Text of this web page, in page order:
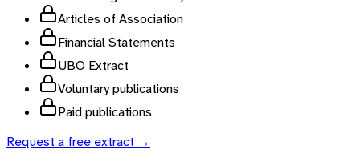
Articles of Association
Financial Statements
UBO Extract
Voluntary publications
Paid publications
Request a free extract →